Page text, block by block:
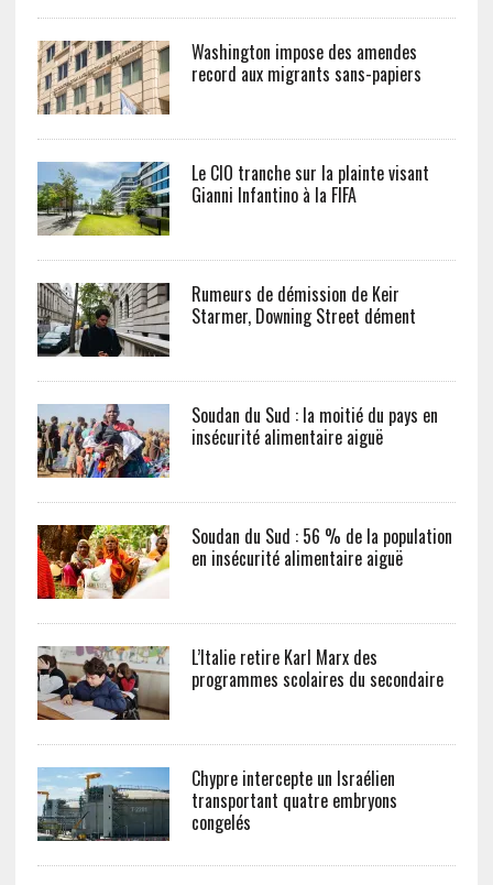
Washington impose des amendes
record aux migrants sans-papiers
Le CIO tranche sur la plainte visant
Gianni Infantino à la FIFA
Rumeurs de démission de Keir
Starmer, Downing Street dément
Soudan du Sud : la moitié du pays en
insécurité alimentaire aiguë
Soudan du Sud : 56 % de la population
en insécurité alimentaire aiguë
L’Italie retire Karl Marx des
programmes scolaires du secondaire
Chypre intercepte un Israélien
transportant quatre embryons
congelés